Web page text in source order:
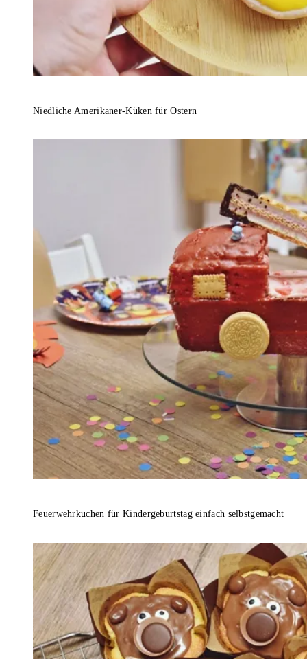
Niedliche Amerikaner-Küken für Ostern
Feuerwehrkuchen für Kindergeburtstag einfach selbstgemacht